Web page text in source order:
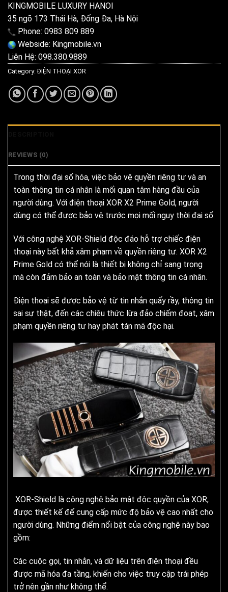
KINGMOBILE LUXURY HANOI
35 ngõ 173 Thái Hà, Đống Đa, Hà Nội
Phone: 0983 809 889
Webside: Kingmobile.vn
Liên Hệ: 098.380.9889
Category:ĐIỆN THOẠI XOR
REVIEWS (0)
Trong thời đại số hóa, việc bảo vệ quyền riêng tư và an
toàn thông tin cá nhân là mối quan tâm hàng đầu của
người dùng. Với điện thoại XOR X2 Prime Gold, người
dùng có thể được bảo vệ trước mọi mối nguy thời đại số.
Với công nghệ XOR-Shield độc đáo hỗ trợ chiếc điện
thoại này bất khả xâm phạm về quyền riêng tư. XOR X2
Prime Gold có thể nói là thiết bị không chỉ sang trọng
mà còn đảm bảo an toàn và bảo mật thông tin cá nhân.
Điện thoại sẽ được bảo vệ từ tin nhắn quấy rầy, thông tin
sai sự thật, đến các chiêu thức lừa đảo chiếm đoạt, xâm
phạm quyền riêng tư hay phát tán mã độc hại.
XOR-Shield là công nghệ bảo mật độc quyền của XOR,
được thiết kế để cung cấp mức độ bảo vệ cao nhất cho
người dùng. Những điểm nổi bật của công nghệ này bao
gồm:
Các cuộc gọi, tin nhắn, và dữ liệu trên điện thoại đều
được mã hóa đa tầng, khiến cho việc truy cập trái phép
trở nên gần như không thể.